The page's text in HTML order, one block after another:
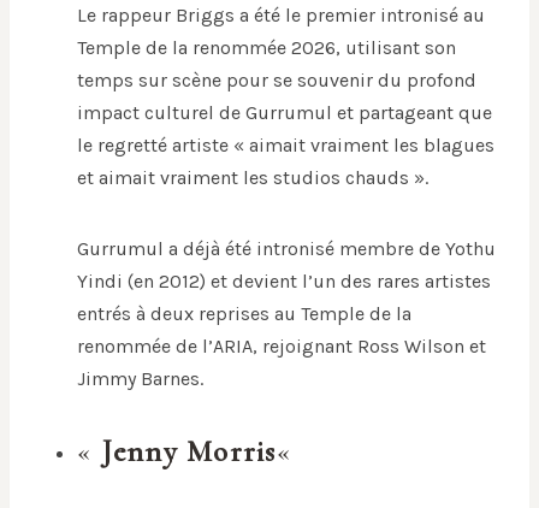
Le rappeur Briggs a été le premier intronisé au
Temple de la renommée 2026, utilisant son
temps sur scène pour se souvenir du profond
impact culturel de Gurrumul et partageant que
le regretté artiste « aimait vraiment les blagues
et aimait vraiment les studios chauds ».
Gurrumul a déjà été intronisé membre de Yothu
Yindi (en 2012) et devient l’un des rares artistes
entrés à deux reprises au Temple de la
renommée de l’ARIA, rejoignant Ross Wilson et
Jimmy Barnes.
« Jenny Morris«